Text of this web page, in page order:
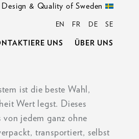
Design & Quality of Sweden
EN FR DE SE
UNS ÜBER UNS
ist die beste Wahl,
Wert legst. Dieses
jedem ganz ohne
transportiert, selbst